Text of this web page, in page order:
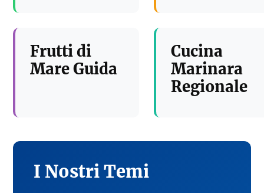
Frutti di
Mare Guida
Cucina
Marinara
Regionale
I Nostri Temi